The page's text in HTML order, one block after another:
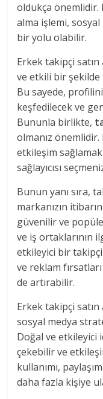
oldukça önemlidir.
alma işlemi,
bir yolu olabilir.
Erkek takipçi satın
ve etkili bir şekilde
Bu sayede,
keşfedilecek ve
Bununla birlikte,
olmanız önemlidir.
etkileşim
sağlayıcısı
Bunun yanı sıra,
markanızın
güvenilir ve
ve iş ortaklarının
etkileyici bir
ve reklam
de artırabilir.
Erkek takipçi satın
sosyal medya
Doğal ve
çekebilir ve
kullanımı,
daha fazla kişiye